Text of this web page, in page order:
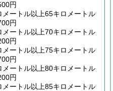
円
ートル以上65キロメートル
円
ートル以上70キロメートル
円
ートル以上75キロメートル
円
ートル以上80キロメートル
円
ートル以上85キロメートル